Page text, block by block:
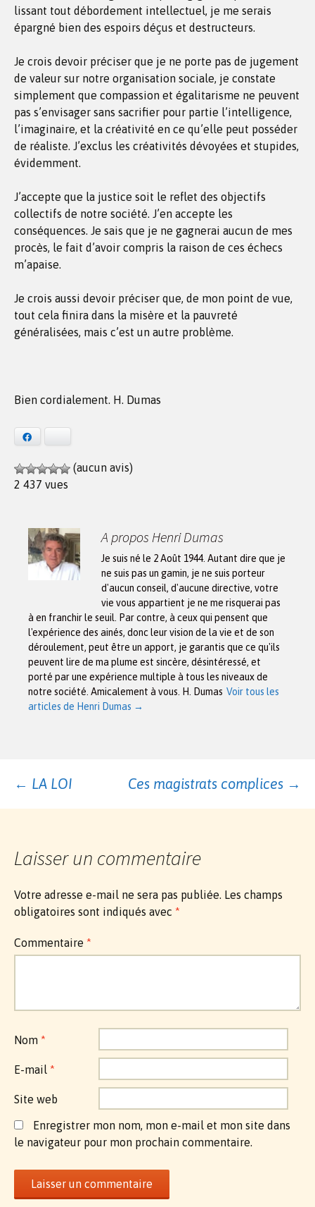
lissant tout débordement intellectuel, je me serais
épargné bien des espoirs déçus et destructeurs.
Je crois devoir préciser que je ne porte pas de jugement
de valeur sur notre organisation sociale, je constate
simplement que compassion et égalitarisme ne peuvent
pas s’envisager sans sacrifier pour partie l’intelligence,
l’imaginaire, et la créativité en ce qu’elle peut posséder
de réaliste. J’exclus les créativités dévoyées et stupides,
évidemment.
J’accepte que la justice soit le reflet des objectifs
collectifs de notre société. J’en accepte les
conséquences. Je sais que je ne gagnerai aucun de mes
procès, le fait d’avoir compris la raison de ces échecs
m’apaise.
Je crois aussi devoir préciser que, de mon point de vue,
tout cela finira dans la misère et la pauvreté
généralisées, mais c’est un autre problème.
Bien cordialement. H. Dumas
(aucun avis)
2 437 vues
A propos Henri Dumas
Je suis né le 2 Août 1944. Autant dire que je
ne suis pas un gamin, je ne suis porteur
d'aucun conseil, d'aucune directive, votre
vie vous appartient je ne me risquerai pas
à en franchir le seuil. Par contre, à ceux qui pensent que
l'expérience des ainés, donc leur vision de la vie et de son
déroulement, peut être un apport, je garantis que ce qu'ils
peuvent lire de ma plume est sincère, désintéressé, et
porté par une expérience multiple à tous les niveaux de
notre société. Amicalement à vous. H. Dumas Voir tous les
articles de Henri Dumas →
Navigation
articles
← LA LOI Ces magistrats complices →
Laisser un commentaire
Votre adresse e-mail ne sera pas publiée. Les champs
obligatoires sont indiqués avec *
Commentaire *
Nom *
E-mail *
Site web
Enregistrer mon nom, mon e-mail et mon site dans
le navigateur pour mon prochain commentaire.